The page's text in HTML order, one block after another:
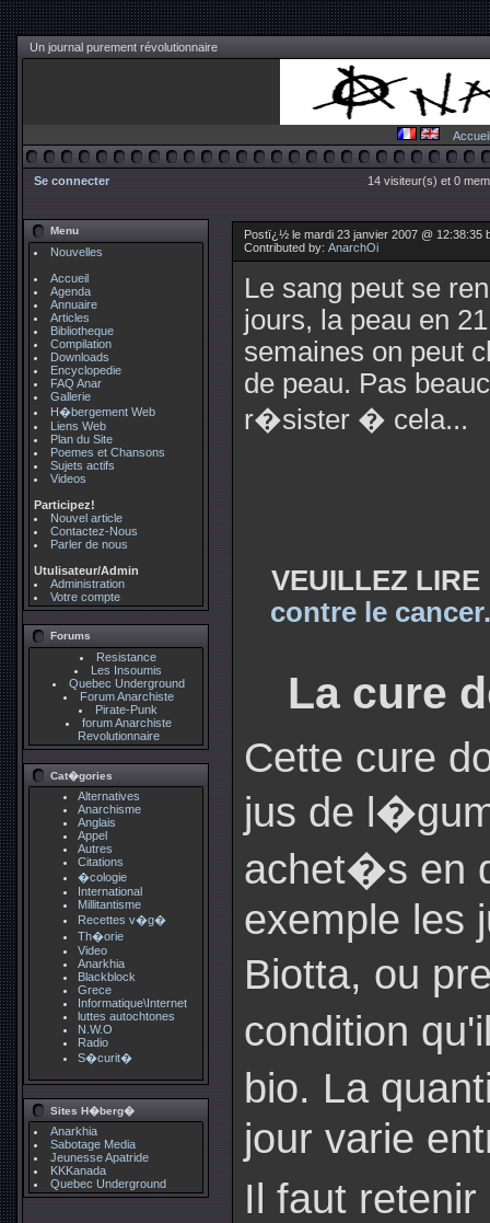
Un journal purement révolutionnaire
Accueil
Se connecter 14 visiteur(s) et 0
Menu
Nouvelles
Accueil
Agenda
Annuaire
Articles
Bibliotheque
Compilation
Downloads
Encyclopedie
FAQ Anar
Gallerie
H�bergement Web
Liens Web
Plan du Site
Poemes et Chansons
Sujets actifs
Videos
Participez!
Nouvel article
Contactez-Nous
Parler de nous
Utulisateur/Admin
Administration
Votre compte
Forums
Resistance
Les Insoumis
Quebec Underground
Forum Anarchiste
Pirate-Punk
forum Anarchiste
Revolutionnaire
Cat�gories
Alternatives
Anarchisme
Anglais
Appel
Autres
Citations
�cologie
International
Millitantisme
Recettes v�g�
Th�orie
Video
Anarkhia
Blackblock
Grece
Informatique\Internet
luttes autochtones
N.W.O
Radio
S�curit�
Sites H�berg�
Anarkhia
Sabotage Media
Jeunesse Apatride
KKKanada
Quebec Underground
Postï¿½ le mardi 23 janvier 2007 @ 12:38:35
Contributed by: AnarchOi
Le sang peut se
jours, la peau en
semaines on peut
de peau. Pas
r�sister � cela...
VEUILLEZ
contre le cancer.
La cure
Cette cure
jus de
achet�s en
exemple les
Biotta, ou
condition
bio. La
jour varie
Il faut